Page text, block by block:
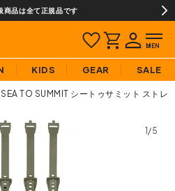
商品は全て正規品です
KIDS GEAR SALE
SEA TO SUMMIT シートゥサミット ストレ
1/5